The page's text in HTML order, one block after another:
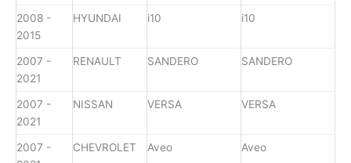
2008 -
2015
HYUNDAI i10 i10
2007 -
2021
RENAULT SANDERO SANDERO
2007 -
2021
NISSAN VERSA VERSA
2007 -
CHEVROLET Aveo Aveo